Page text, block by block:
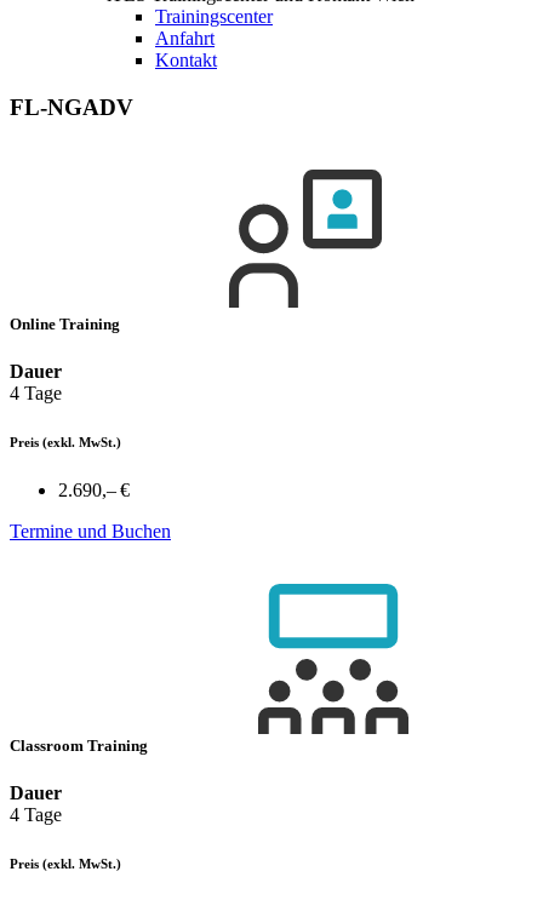
Trainingscenter
Anfahrt
Kontakt
FL-NGADV
Online Training
Dauer
4 Tage
Preis (exkl. MwSt.)
2.690,– €
Termine und Buchen
Classroom Training
Dauer
4 Tage
Preis (exkl. MwSt.)